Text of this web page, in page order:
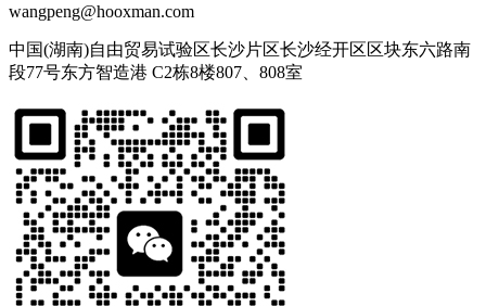
wangpeng@hooxman.com
中国(湖南)自由贸易试验区长沙片区长沙经开区区块东六路南
段77号东方智造港 C2栋8楼807、808室